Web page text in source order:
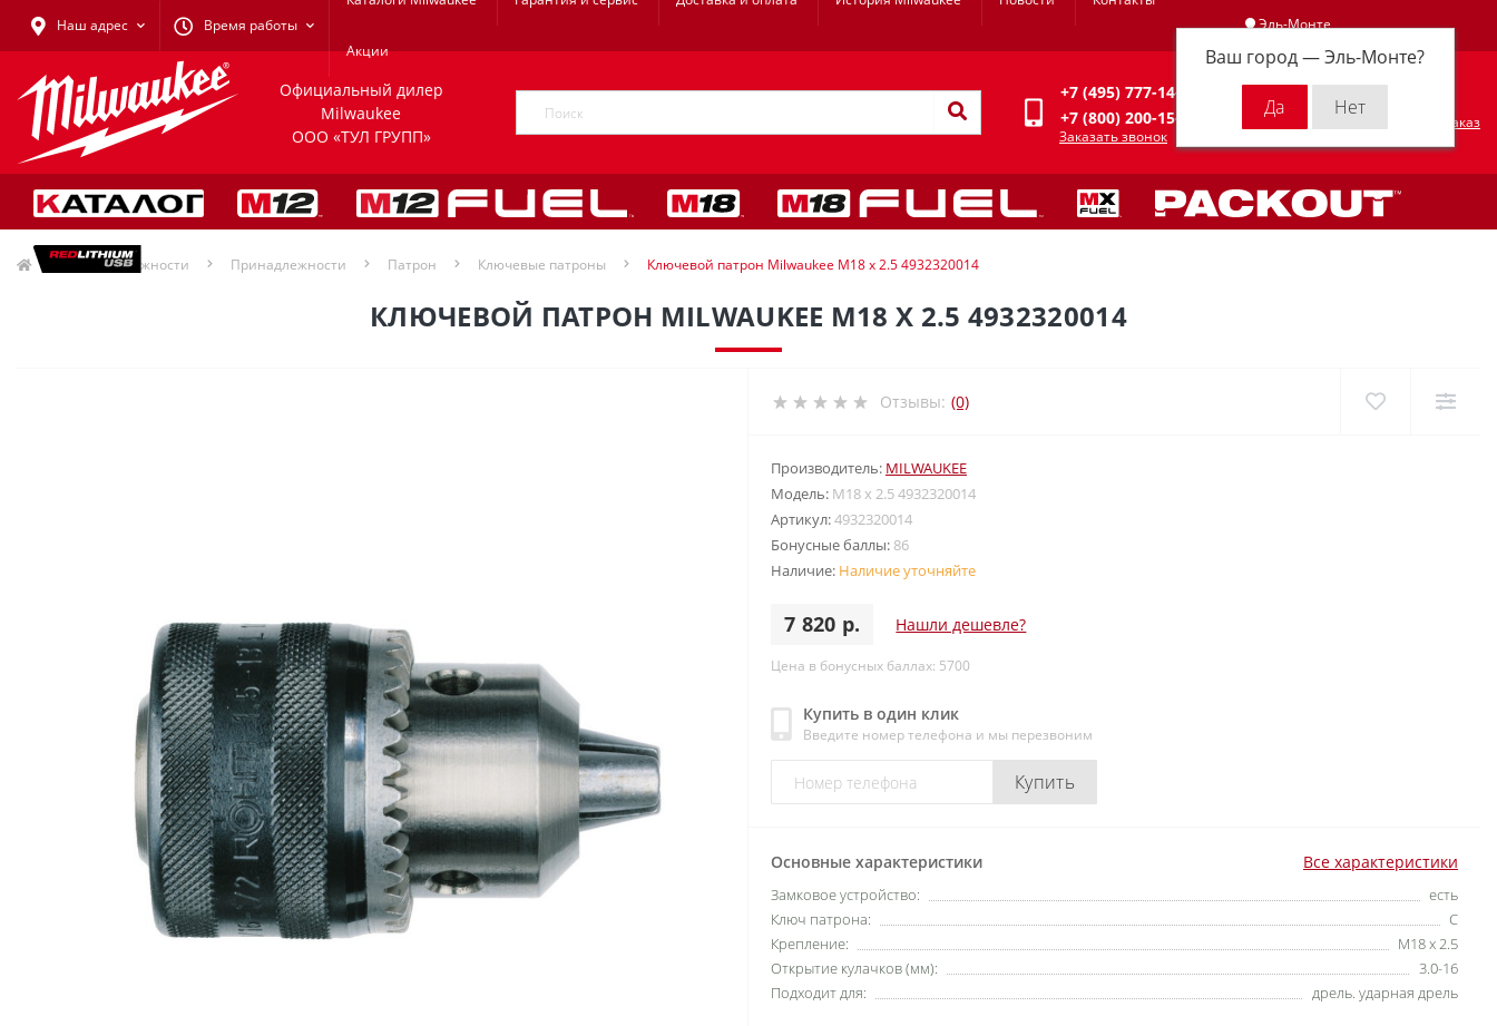
Наш адрес Время работы
Акции
Эль-Монте
Ваш город —Эль-Монте?
Личный кабинет
Официальный дилер
Milwaukee
ООО «ТУЛ ГРУПП»
+7 (495) 777-14-94
+7 (800) 200-15-94
Заказать звонок
Оформить заказ
Принадлежности Принадлежности Патрон Ключевые патроны Ключевой патрон Milwaukee M18 x 2.5 4932320014
КЛЮЧЕВОЙ ПАТРОН MILWAUKEE M18 X 2.5 4932320014
Отзывы: (0)
Производитель: MILWAUKEE
Модель: M18 x 2.5 4932320014
Артикул:4932320014
Бонусные баллы: 86
Наличие: Наличие уточняйте
7 820 р. Нашли дешевле?
Цена в бонусных баллах: 5700
Купить в один клик
Введите номер телефона и мы перезвоним
Купить
Основные характеристики Все характеристики
Замковое устройство:
есть
Ключ патрона:
С
Крепление:
M18 x 2.5
Открытие кулачков (мм):
3.0-16
Подходит для:
дрель. ударная дрель